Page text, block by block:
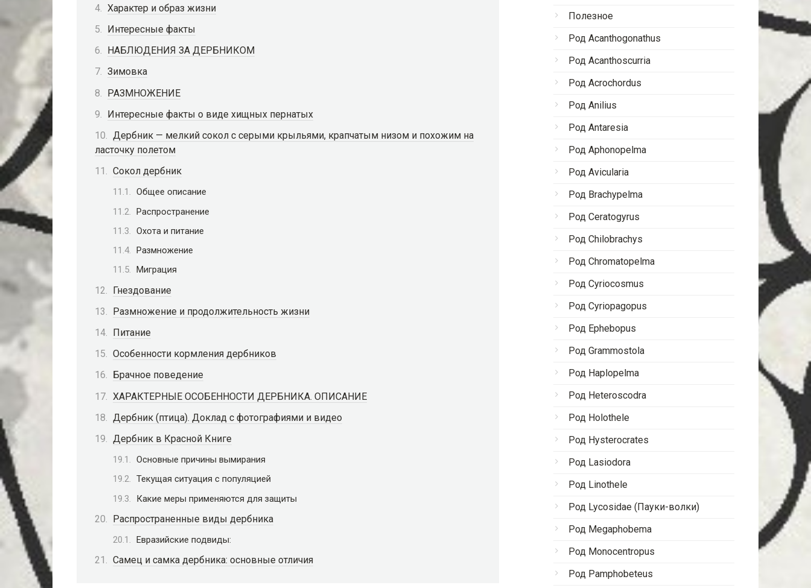
Характер и образ жизни
Интересные факты
НАБЛЮДЕНИЯ ЗА ДЕРБНИКОМ
Зимовка
РАЗМНОЖЕНИЕ
Интересные факты о виде хищных пернатых
Дербник — мелкий сокол с серыми крыльями, крапчатым низом и похожим на
ласточку полетом
Сокол дербник
Общее описание
Распространение
Охота и питание
Размножение
Миграция
Гнездование
Размножение и продолжительность жизни
Питание
Особенности кормления дербников
Брачное поведение
ХАРАКТЕРНЫЕ ОСОБЕННОСТИ ДЕРБНИКА. ОПИСАНИЕ
Дербник (птица). Доклад с фотографиями и видео
Дербник в Красной Книге
Основные причины вымирания
Текущая ситуация с популяцией
Какие меры применяются для защиты
Распространенные виды дербника
Евразийские подвиды:
Самец и самка дербника: основные отличия
Полезное
Род Acanthogonathus
Род Acanthoscurria
Род Acrochordus
Род Anilius
Род Antaresia
Род Aphonopelma
Род Avicularia
Род Brachypelma
Род Ceratogyrus
Род Chilobrachys
Род Chromatopelma
Род Cyriocosmus
Род Cyriopagopus
Род Ephebopus
Род Grammostola
Род Haplopelma
Род Heteroscodra
Род Holothele
Род Hysterocrates
Род Lasiodora
Род Linothele
Род Lycosidae (Пауки-волки)
Род Megaphobema
Род Monocentropus
Род Pamphobeteus